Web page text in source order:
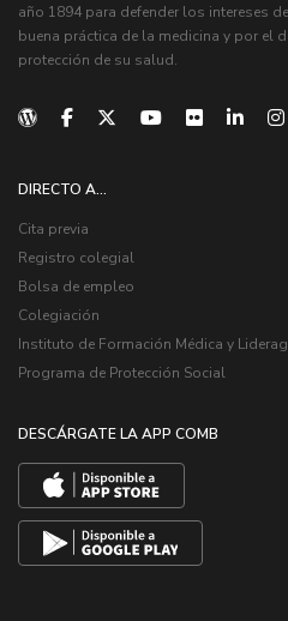
año 1894 para defender los intereses
buena práctica de la medicina y por el
protección de su salud.
DIRECTO A...
Cita previa
Registro colegial
Bolsa de empleo
Colegiación
Instituto de Formación Médica y
Programa de Protección Social
DESCÁRGATE LA APP COMB